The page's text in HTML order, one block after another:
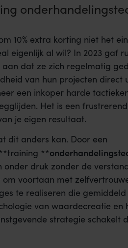
10% extra korting niet het
eigenlijk al wil? In 2023 gaf
aan dat ze zich regelmatig
van hun projecten direct
een inkoper harde
Het is een
je eigen resultaat.
dit anders kan. Door een
**
onder druk zonder de
voortaan met
te realiseren die gemiddeld
van waardecreatie
strategie schakelt